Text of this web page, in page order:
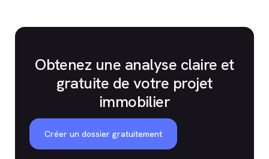
Obtenez une analyse claire et
gratuite de votre projet
immobilier
Créer un dossier gratuitement